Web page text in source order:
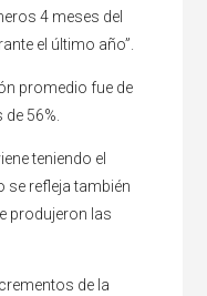
4 meses del
el último año”.
promedio fue de
56%.
teniendo el
se refleja también
produjeron las
de la